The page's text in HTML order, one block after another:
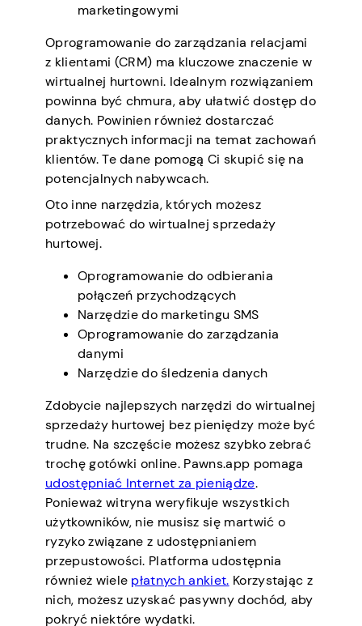
marketingowymi
Oprogramowanie do zarządzania relacjami
z klientami (CRM) ma kluczowe znaczenie w
wirtualnej hurtowni. Idealnym rozwiązaniem
powinna być chmura, aby ułatwić dostęp do
danych. Powinien również dostarczać
praktycznych informacji na temat zachowań
klientów. Te dane pomogą Ci skupić się na
potencjalnych nabywcach.
Oto inne narzędzia, których możesz
potrzebować do wirtualnej sprzedaży
hurtowej.
Oprogramowanie do odbierania
połączeń przychodzących
Narzędzie do marketingu SMS
Oprogramowanie do zarządzania
danymi
Narzędzie do śledzenia danych
Zdobycie najlepszych narzędzi do wirtualnej
sprzedaży hurtowej bez pieniędzy może być
trudne. Na szczęście możesz szybko zebrać
trochę gotówki online. Pawns.app pomaga
udostępniać Internet za pieniądze.
Ponieważ witryna weryfikuje wszystkich
użytkowników, nie musisz się martwić o
ryzyko związane z udostępnianiem
przepustowości. Platforma udostępnia
również wiele płatnych ankiet. Korzystając z
nich, możesz uzyskać pasywny dochód, aby
pokryć niektóre wydatki.